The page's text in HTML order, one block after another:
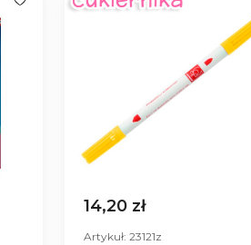
14,20 zł
Artykuł: 23121z